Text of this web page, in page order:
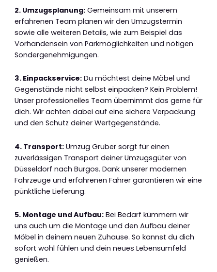
2. Umzugsplanung: Gemeinsam mit unserem
erfahrenen Team planen wir den Umzugstermin
sowie alle weiteren Details, wie zum Beispiel das
Vorhandensein von Parkmöglichkeiten und nötigen
Sondergenehmigungen.
3. Einpackservice: Du möchtest deine Möbel und
Gegenstände nicht selbst einpacken? Kein Problem!
Unser professionelles Team übernimmt das gerne für
dich. Wir achten dabei auf eine sichere Verpackung
und den Schutz deiner Wertgegenstände.
4. Transport: Umzug Gruber sorgt für einen
zuverlässigen Transport deiner Umzugsgüter von
Düsseldorf nach Burgos. Dank unserer modernen
Fahrzeuge und erfahrenen Fahrer garantieren wir eine
pünktliche Lieferung.
5. Montage und Aufbau: Bei Bedarf kümmern wir
uns auch um die Montage und den Aufbau deiner
Möbel in deinem neuen Zuhause. So kannst du dich
sofort wohl fühlen und dein neues Lebensumfeld
genießen.